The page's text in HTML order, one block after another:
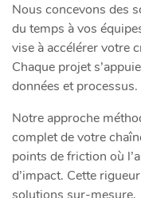
Nous concevons des
du temps à vos
vise à accélérer votre
Chaque projet
données et processus.
Notre approche
complet de votre
points de friction où
d’impact. Cette